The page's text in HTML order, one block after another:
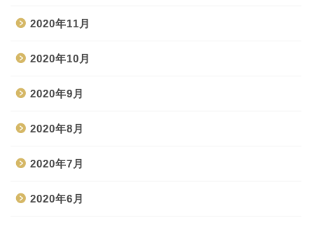
2020年11月
2020年10月
2020年9月
2020年8月
2020年7月
2020年6月